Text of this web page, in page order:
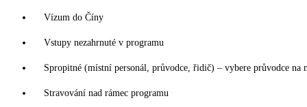
Vízum do Číny
Vstupy nezahrnuté v programu
Spropitné (místní personál, průvodce, řidič) – vybere průvodce na
Stravování nad rámec programu